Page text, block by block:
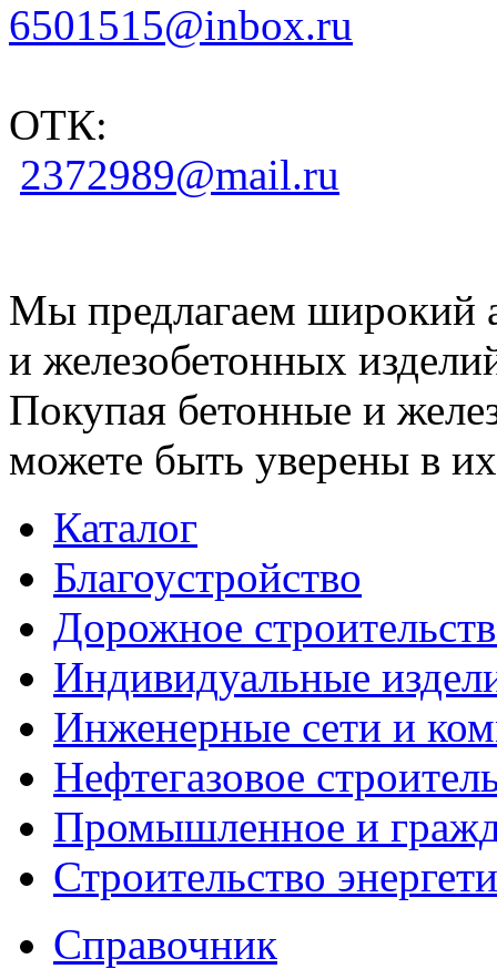
6501515@inbox.ru
ОТК:
2372989@mail.ru
Мы предлагаем широкий
и железобетонных
Покупая бетонные и
можете быть уверены в их
Каталог
Благоустройство
Дорожное
Индивидуальные
Инженерные сети и
Нефтегазовое
Промышленное и
Строительство
Справочник